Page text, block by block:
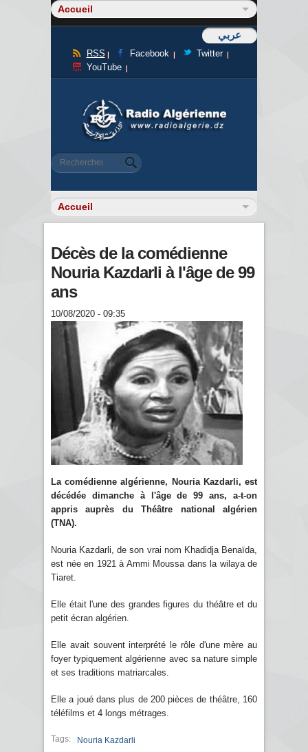
عربي
RSS Facebook
Twitter
YouTube
Formulaire de recherche
Rechercher
Décès de la comédienne
Nouria Kazdarli à l'âge de 99
ans
10/08/2020 - 09:35
La comédienne algérienne, Nouria Kazdarli, est
décédée dimanche à l'âge de 99 ans, a-t-on
appris auprès du Théâtre national algérien
(TNA).
Nouria Kazdarli, de son vrai nom Khadidja Benaïda,
est née en 1921 à Ammi Moussa dans la wilaya de
Tiaret.
Elle était l'une des grandes figures du théâtre et du
petit écran algérien.
Elle avait souvent interprété le rôle d'une mère au
foyer typiquement algérienne avec sa nature simple
et ses traditions matriarcales.
Elle a joué dans plus de 200 pièces de théâtre, 160
téléfilms et 4 longs métrages.
Tags: Nouria Kazdarli